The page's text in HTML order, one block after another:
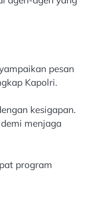
pesan
Kapolri.
kesigapan.
menjaga
program